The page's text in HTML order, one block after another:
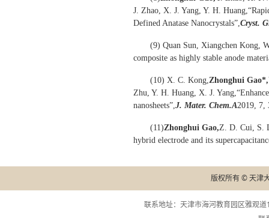
J. Zhao, X. J. Yang, Y. H.
Defined Anatase Nanocrystals”,Cryst.
(9) Quan Sun, Xiangchen Kong,
composite as highly stable anode
(10) X. C. Kong,Zhonghui Gao*,
Zhu, Y. H. Huang, X. J.
nanosheets”,J. Mater. Chem.A2019, 7,
(11)Zhonghui Gao,Z. D. Cui, S.
hybrid electrode and its
版权所有 © 天津
联系地址：天津市海河教育园区雅观